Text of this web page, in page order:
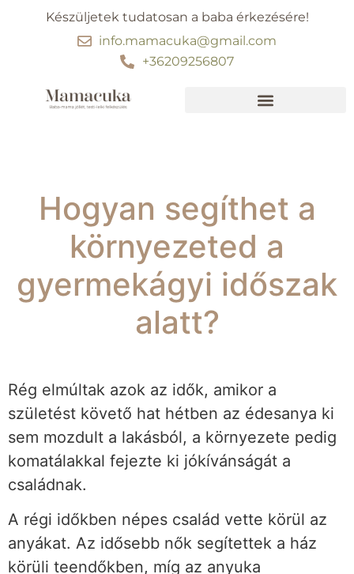
Készüljetek tudatosan a baba érkezésére!
info.mamacuka@gmail.com
+36209256807
Hogyan segíthet a
környezeted a
gyermekágyi időszak
alatt?
Rég elmúltak azok az idők, amikor a
születést követő hat hétben az édesanya ki
sem mozdult a lakásból, a környezete pedig
komatálakkal fejezte ki jókívánságát a
családnak.
A régi időkben népes család vette körül az
anyákat. Az idősebb nők segítettek a ház
körüli teendőkben, míg az anyuka